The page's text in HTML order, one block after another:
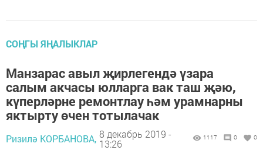
СОҢГЫ ЯҢАЛЫКЛАР
Манзарас авыл җирлегендә үзара
салым акчасы юлларга вак таш җәю,
күперләрне ремонтлау һәм урамнарны
яктырту өчен тотылачак
Ризилә КОРБАНОВА, 8 декабрь 2019 -
13:26
1117 0 0